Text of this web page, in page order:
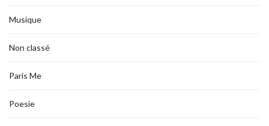
Musique
Non classé
Paris Me
Poesie